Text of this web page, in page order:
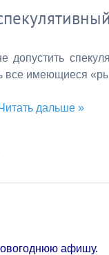
все имеющиеся
дальше »
афишу.